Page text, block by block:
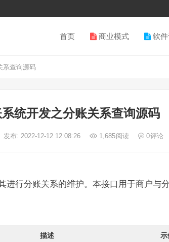
首页 商业模式 软
系查询源码
统开发之分账关系查询源码
发布: 2022-12-12 12:08:26 1,685阅读 0评论
进行分账关系的维护。本接口用于商户与
描述 示